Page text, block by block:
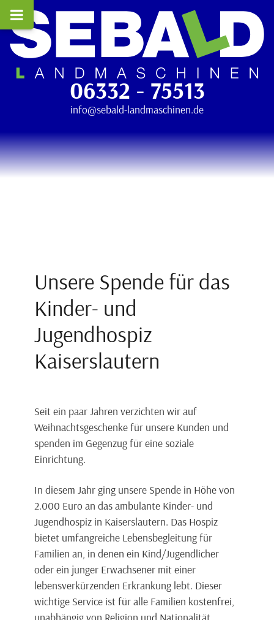
06332 - 75513
info@sebald-landmaschinen.de
Unsere Spende für das
Kinder- und
Jugendhospiz
Kaiserslautern
Seit ein paar Jahren verzichten wir auf
Weihnachtsgeschenke für unsere Kunden und
spenden im Gegenzug für eine soziale
Einrichtung.
In diesem Jahr ging unsere Spende in Höhe von
2.000 Euro an das ambulante Kinder- und
Jugendhospiz in Kaiserslautern. Das Hospiz
bietet umfangreiche Lebensbegleitung für
Familien an, in denen ein Kind/Jugendlicher
oder ein junger Erwachsener mit einer
lebensverkürzenden Erkrankung lebt. Dieser
wichtige Service ist für alle Familien kostenfrei,
unabhängig von Religion und Nationalität.